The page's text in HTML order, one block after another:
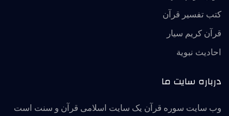
کتب تفسیر قرآن
قرآن کریم سیار
احاديث نبوية
درباره سایت ما
وب سایت سوره قرآن یک سایت اسلامی قرآن و سنت است